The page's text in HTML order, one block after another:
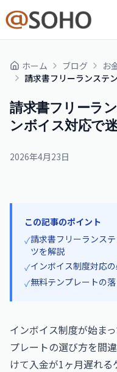
ホーム ブログ
お
請求書フリーラ
ンボイス対応で
2026年4月23日
この記事のポイント
✓請求書フリーランス
ツを解説
✓インボイス制度対応
✓無料テンプレートの
インボイス制度が始ま
プレートの選び方を間
けて入金が1ヶ月遅れる